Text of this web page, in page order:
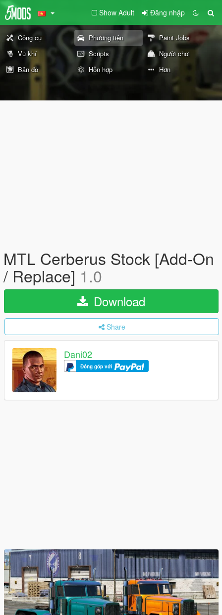
Show Adult Đăng nhập
Công cụ Phương tiện
Paint Jobs
Vũ khí
Scripts
Người chơi
Bản đồ
Hỗn hợp Hơn
MTL Cerberus Stock [Add-On
/ Replace] 1.0
Download
Share
Dani02
Đóng góp với